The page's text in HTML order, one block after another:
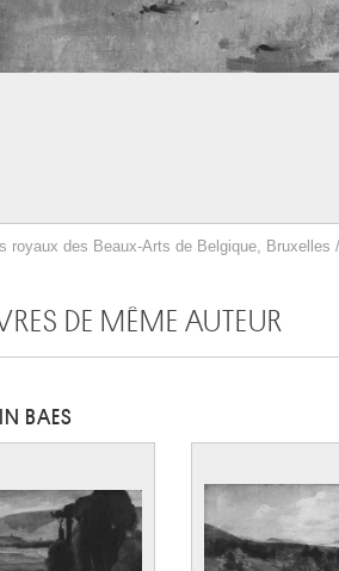
royaux des Beaux-Arts de Belgique, Bruxelles
DE MÊME AUTEUR
BAES